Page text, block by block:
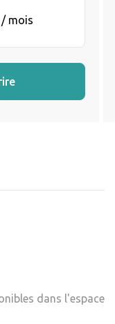
mois
dans l'espace